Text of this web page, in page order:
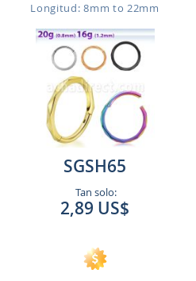
Longitud: 8mm to 22mm
SGSH65
Tan solo:
2,89 US$